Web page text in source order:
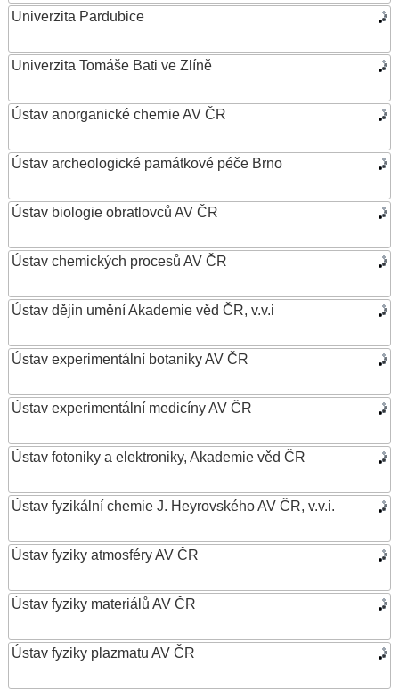
Univerzita Pardubice
Univerzita Tomáše Bati ve Zlíně
Ústav anorganické chemie AV ČR
Ústav archeologické památkové péče Brno
Ústav biologie obratlovců AV ČR
Ústav chemických procesů AV ČR
Ústav dějin umění Akademie věd ČR, v.v.i
Ústav experimentální botaniky AV ČR
Ústav experimentální medicíny AV ČR
Ústav fotoniky a elektroniky, Akademie věd ČR
Ústav fyzikální chemie J. Heyrovského AV ČR, v.v.i.
Ústav fyziky atmosféry AV ČR
Ústav fyziky materiálů AV ČR
Ústav fyziky plazmatu AV ČR